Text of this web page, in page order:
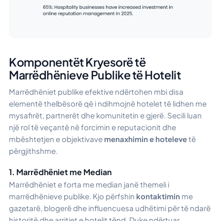
Komponentët Kryesorë të
Marrëdhënieve Publike të Hotelit
Marrëdhëniet publike efektive ndërtohen mbi disa
elementë thelbësorë që i ndihmojnë hotelet të lidhen me
mysafirët, partnerët dhe komunitetin e gjerë. Secili luan
një rol të veçantë në forcimin e reputacionit dhe
mbështetjen e objektivave menaxhimin e hotelevetë
përgjithshme.
1. Marrëdhëniet me Median
Marrëdhëniet e forta me median janë themeli i
marrëdhënieve publike. Kjo përfshin kontaktimin me
gazetarë, blogerë dhe influencuesa udhëtimi për të ndarë